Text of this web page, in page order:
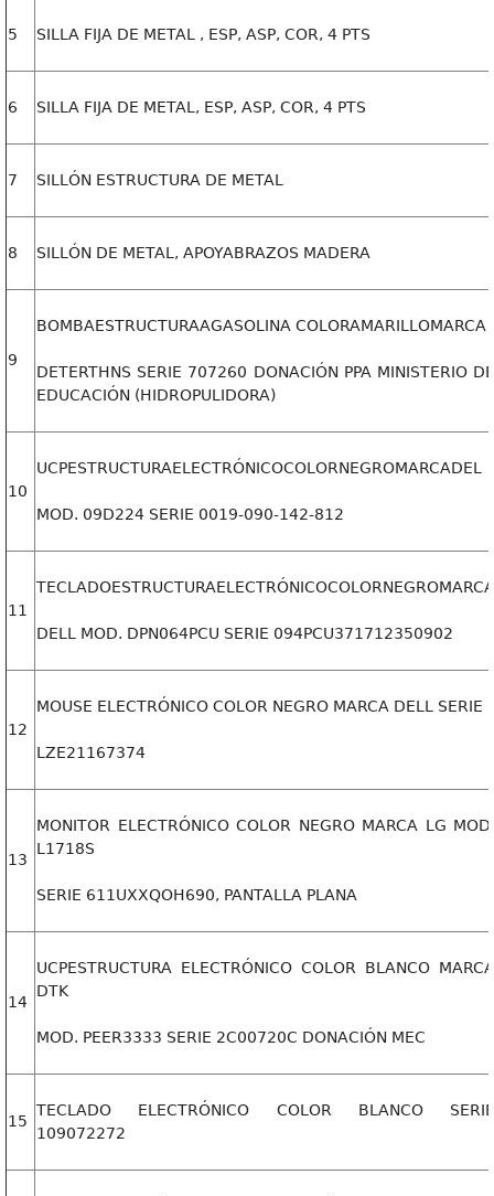
5 SILLA FIJA DE METAL , ESP, ASP, COR, 4 PTS
6 SILLA FIJA DE METAL, ESP, ASP, COR, 4 PTS
7 SILLÓN ESTRUCTURA DE METAL
8 SILLÓN DE METAL, APOYABRAZOS MADERA
9
BOMBAESTRUCTURAAGASOLINA COLORAMARILLOMARCA
DETERTHNS SERIE 707260 DONACIÓN PPA MINISTERIO DE
EDUCACIÓN (HIDROPULIDORA)
10
UCPESTRUCTURAELECTRÓNICOCOLORNEGROMARCADEL
MOD. 09D224 SERIE 0019-090-142-812
11
TECLADOESTRUCTURAELECTRÓNICOCOLORNEGROMARCA
DELL MOD. DPN064PCU SERIE 094PCU371712350902
12
MOUSE ELECTRÓNICO COLOR NEGRO MARCA DELL SERIE
LZE21167374
13
MONITOR ELECTRÓNICO COLOR NEGRO MARCA LG MOD.
L1718S
SERIE 611UXXQOH690, PANTALLA PLANA
14
UCPESTRUCTURA ELECTRÓNICO COLOR BLANCO MARCA
DTK
MOD. PEER3333 SERIE 2C00720C DONACIÓN MEC
15
TECLADO ELECTRÓNICO COLOR BLANCO SERIE
109072272